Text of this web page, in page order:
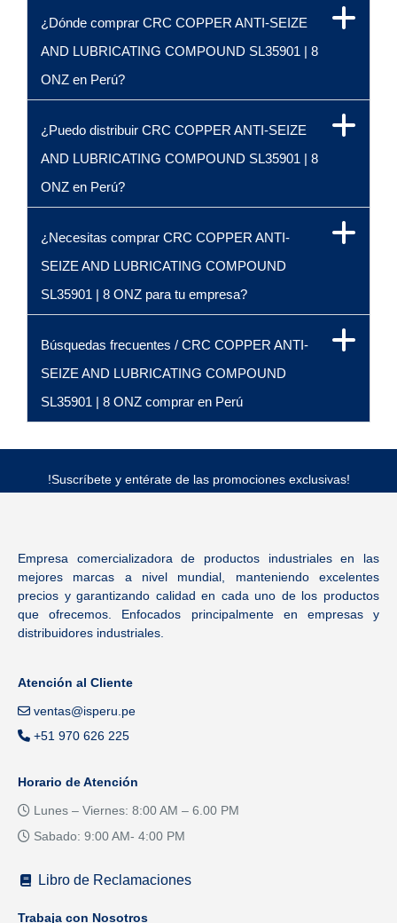
¿Dónde comprar CRC COPPER ANTI-SEIZE
AND LUBRICATING COMPOUND SL35901 | 8
ONZ en Perú?
¿Puedo distribuir CRC COPPER ANTI-SEIZE
AND LUBRICATING COMPOUND SL35901 | 8
ONZ en Perú?
¿Necesitas comprar CRC COPPER ANTI-
SEIZE AND LUBRICATING COMPOUND
SL35901 | 8 ONZ para tu empresa?
Búsquedas frecuentes / CRC COPPER ANTI-
SEIZE AND LUBRICATING COMPOUND
SL35901 | 8 ONZ comprar en Perú
!Suscríbete y entérate de las promociones exclusivas!
Empresa comercializadora de productos industriales en las
mejores marcas a nivel mundial, manteniendo excelentes
precios y garantizando calidad en cada uno de los productos
que ofrecemos. Enfocados principalmente en empresas y
distribuidores industriales.
Atención al Cliente
ventas@isperu.pe
+51 970 626 225
Horario de Atención
Lunes – Viernes: 8:00 AM – 6.00 PM
Sabado: 9:00 AM- 4:00 PM
Libro de Reclamaciones
Trabaja con Nosotros